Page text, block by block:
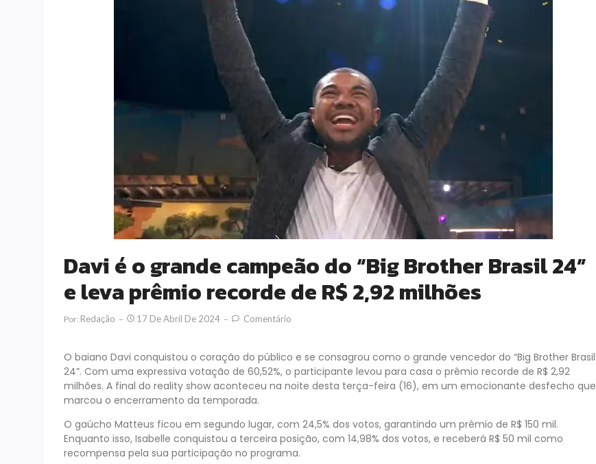
Davi é o grande campeão do “Big Brother Brasil 24”
e leva prêmio recorde de R$ 2,92 milhões
Por: Redação 17 De Abril De 2024 Comentário
O baiano Davi conquistou o coração do público e se consagrou como o grande vencedor do “Big Brother Brasil
24”. Com uma expressiva votação de 60,52%, o participante levou para casa o prêmio recorde de R$ 2,92
milhões. A final do reality show aconteceu na noite desta terça-feira (16), em um emocionante desfecho que
marcou o encerramento da temporada.
O gaúcho Matteus ficou em segundo lugar, com 24,5% dos votos, garantindo um prêmio de R$ 150 mil.
Enquanto isso, Isabelle conquistou a terceira posição, com 14,98% dos votos, e receberá R$ 50 mil como
recompensa pela sua participação no programa.